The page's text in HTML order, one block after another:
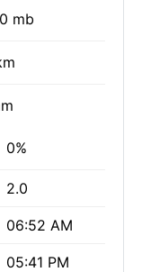
mb
0%
2.0
06:52 AM
05:41 PM